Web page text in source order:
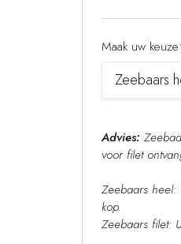
Maak uw keuze
Advies:
voor filet
Zeebaars heel:
kop.
Zeebaars filet: